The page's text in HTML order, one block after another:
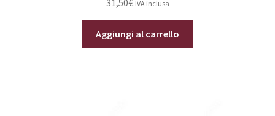
31,50€ IVA inclusa
Aggiungi al carrello